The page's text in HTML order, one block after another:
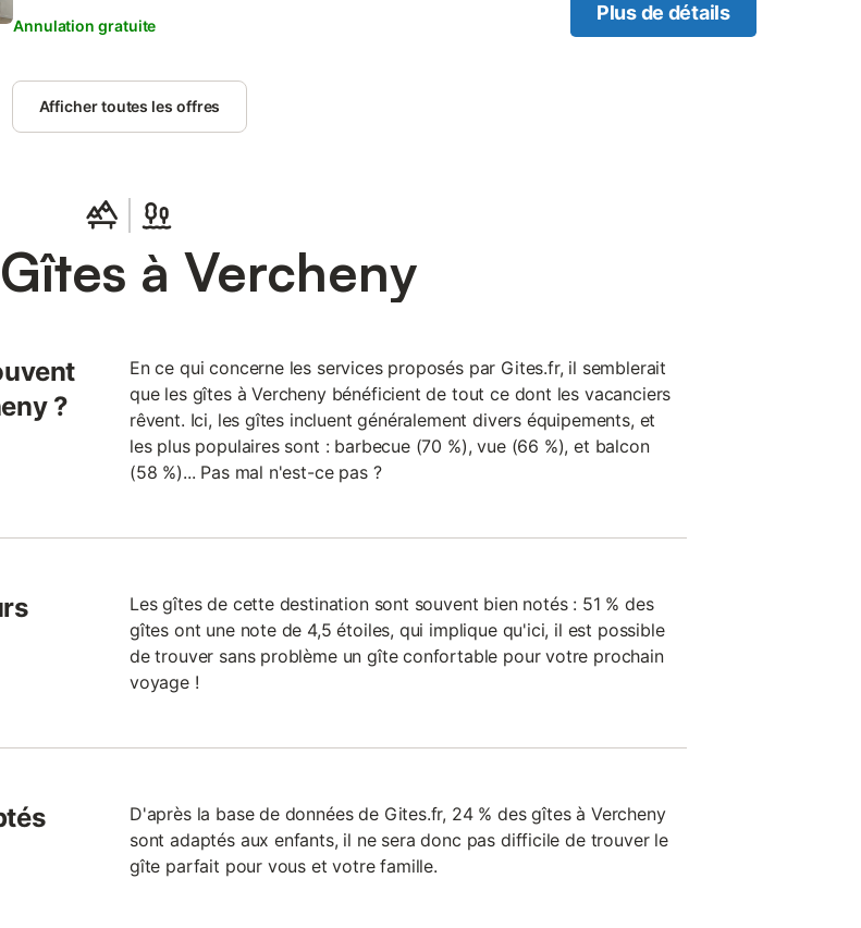
Annulation gratuite
Plus de détails
Afficher toutes les offres
à Vercheny
?
En ce qui concerne les services proposés par Gites.fr, il semblerait
que les gîtes à Vercheny bénéficient de tout ce dont les vacanciers
rêvent. Ici, les gîtes incluent généralement divers équipements, et
les plus populaires sont : barbecue (70 %), vue (66 %), et balcon
(58 %)... Pas mal n'est-ce pas ?
Les gîtes de cette destination sont souvent bien notés : 51 % des
gîtes ont une note de 4,5 étoiles, qui implique qu'ici, il est possible
de trouver sans problème un gîte confortable pour votre prochain
voyage !
D'après la base de données de Gites.fr, 24 % des gîtes à Vercheny
sont adaptés aux enfants, il ne sera donc pas difficile de trouver le
gîte parfait pour vous et votre famille.